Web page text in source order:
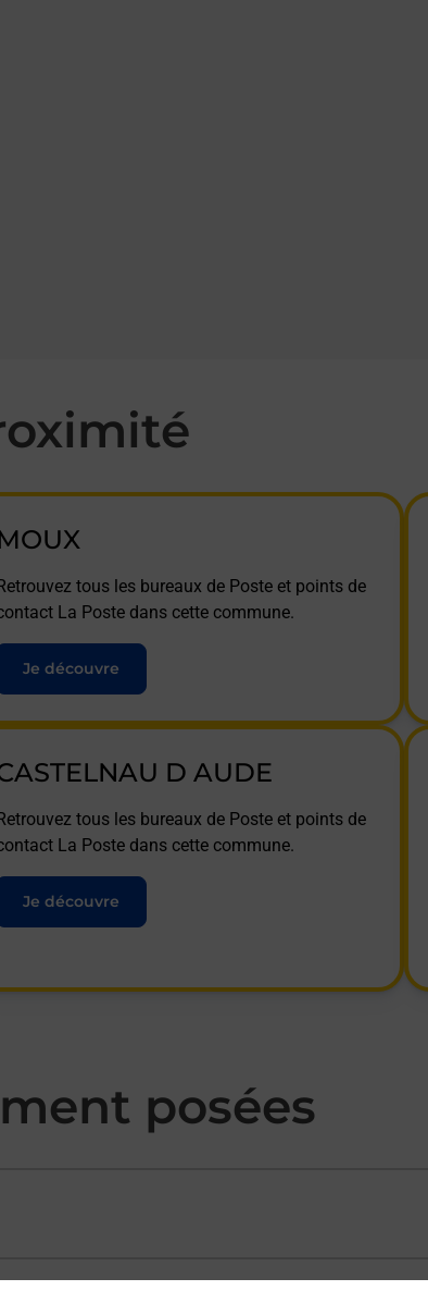
tous les bureaux de Poste et points de
La Poste dans cette commune.
Je découvre
D AUDE
tous les bureaux de Poste et points de
La Poste dans cette commune.
Je découvre
posées